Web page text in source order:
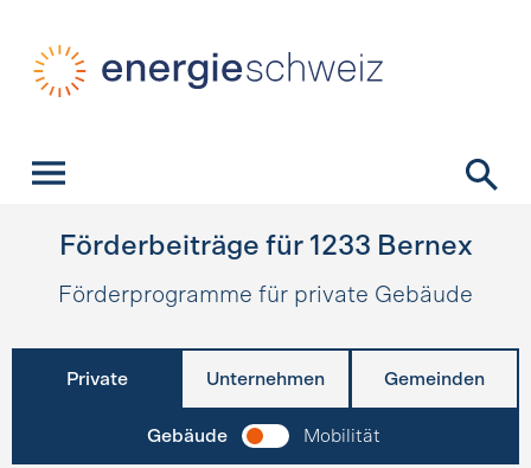
Förderbeiträge für 1233 Bernex
Förderprogramme für private Gebäude
Private Unternehmen Gemeinden
Gebäude Mobilität